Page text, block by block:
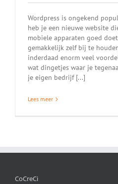
Wordpress is ongekend
heb je een nieuwe website
mobiele apparaten goed
gemakkelijk zelf bij te
inderdaad enorm veel
wat dingetjes waar je
je eigen bedrijf [...]
Lees meer
CoCreCi